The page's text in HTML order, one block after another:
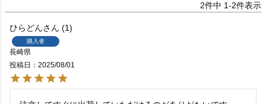
2件中 1-2件表示
ひらどん 1
購入者
長崎県
投稿日
2025/08/01